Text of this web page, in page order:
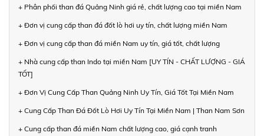
+ Phân phối than đá Quảng Ninh giá rẻ, chất lượng cao tại miền Nam
+ Đơn vị cung cấp than đá đốt lò hơi uy tín, chất lượng miền Nam
+ Đơn vị cung cấp than đá miền Nam uy tín, giá tốt, chất lượng
+ Nhà cung cấp than Indo tại miền Nam [UY TÍN - CHẤT LƯỢNG - GIÁ
TỐT]
+ Đơn Vị Cung Cấp Than Quảng Ninh Uy Tín, Giá Tốt Tại Miền Nam
+ Cung Cấp Than Đá Đốt Lò Hơi Uy Tín Tại Miền Nam | Than Nam Sơn
+ Cung cấp than đá miền Nam chất lượng cao, giá cạnh tranh